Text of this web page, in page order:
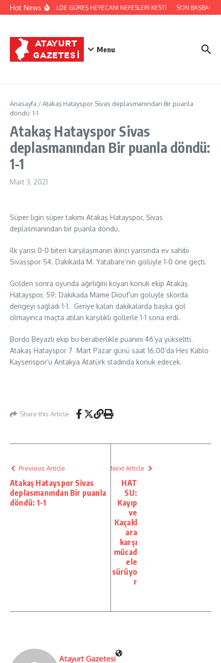
İçeriğe atla
Hot NewsFESTİVALDE GÜREŞ HEYECANI NEFESLERİ KESTİ SON
Menu
Anasayfa /Atakaş Hatayspor Sivas deplasmanından Bir puanla
döndü: 1-1
Atakaş Hatayspor Sivas
deplasmanından Bir puanla döndü:
1-1
Mart 3, 2021
Süper ligin süper takımı Atakaş Hatayspor, Sivas
deplasmanından bir puanla döndü.
İlk yarısı 0-0 biten karşılaşmanın ikinci yarısında ev sahibi
Sivasspor 54. Dakikada M. Yatabare’nin golüyle 1-0 öne geçti.
Golden sonra oyunda ağırlığını koyan konuk ekip Atakaş
Hatayspor, 59. Dakikada Mame Diouf’un goluyle skorda
dengeyi sağladı 1-1. Geriye kalan dakikalarda başka gol
olmayınca maçta atılan karşılıklı gollerle 1-1 sona erdi.
Bordo Beyazlı ekip bu beraberlikle puanını 46’ya yükseltti.
Atakaş Hatayspor 7 Mart Pazar günü saat 16.00’da Hes Kablo
Kayserispor’u Antakya Atatürk stadında konuk edecek.
Share this Article
Previous Article
Atakaş Hatayspor Sivas
deplasmanından Bir puanla
döndü: 1-1
Next Article
HAT
SU:
Kayıp
ve
Kaçakl
ara
karşı
mücad
ele
sürüyo
r
Atayurt Gazetesi